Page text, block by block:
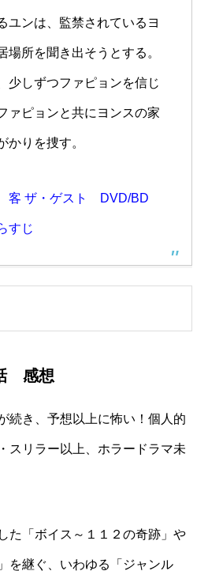
ユンは、監禁されているヨ
場所を聞き出そうとする。
少しずつファピョンを信じ
ァピョンと共にヨンスの家
かりを捜す。
客 ザ・ゲスト DVD/BD
すじ
感想
続き、予想以上に怖い！個人的
スリラー以上、ホラードラマ未
た「ボイス～１１２の奇跡」や
を継ぐ、いわゆる「ジャンル